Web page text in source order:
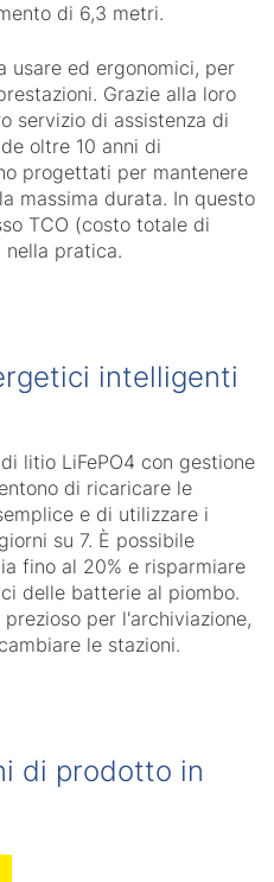
di 6,3 metri.
usare ed ergonomici, per
Grazie alla loro
servizio di assistenza di
oltre 10 anni di
progettati per mantenere
massima durata. In questo
TCO (costo totale di
pratica.
intelligenti
litio LiFePO4 con gestione
di ricaricare le
e di utilizzare i
su 7. È possibile
fino al 20% e risparmiare
delle batterie al piombo.
per l'archiviazione,
le stazioni.
di prodotto in